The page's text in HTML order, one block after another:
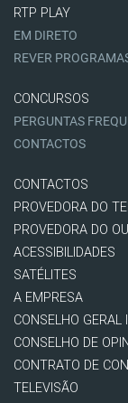
RTP PLAY
EM DIRETO
REVER
CONCURSOS
PERGUNTAS
CONTACTOS
CONTACTOS
PROVEDORA DO
PROVEDORA DO
ACESSIBILIDADES
SATÉLITES
A EMPRESA
CONSELHO GERAL
CONSELHO DE
CONTRATO DE
TELEVISÃO